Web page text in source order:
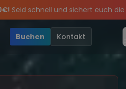
euch die letzten Plätze. • 🔥
und Deine sailwithus-
auf deinen ersten Törn! •
besten Geschichten des Jahres,
Buchen
Kontakt